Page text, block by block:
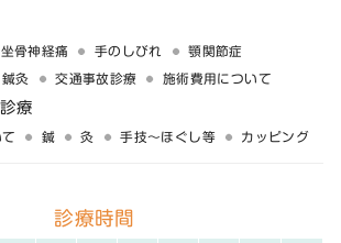
坐骨神経痛 手のしびれ 顎関節症
灸 交通事故診療 施術費用について
療
鍼 灸 手技〜ほぐし等 カッピング
診療時間